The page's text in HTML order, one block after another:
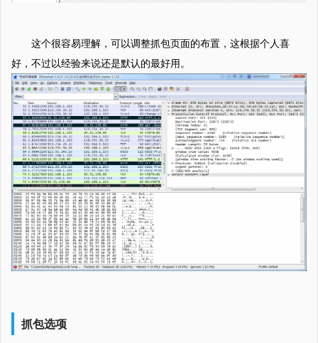
这个很容易理解，可以调整抓包页面的布置，这根据个人喜
好，不过以经验来说还是默认的最好用。
抓包选项